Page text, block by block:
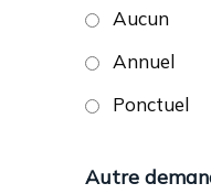
Aucun
Annuel
Ponctuel
Autre